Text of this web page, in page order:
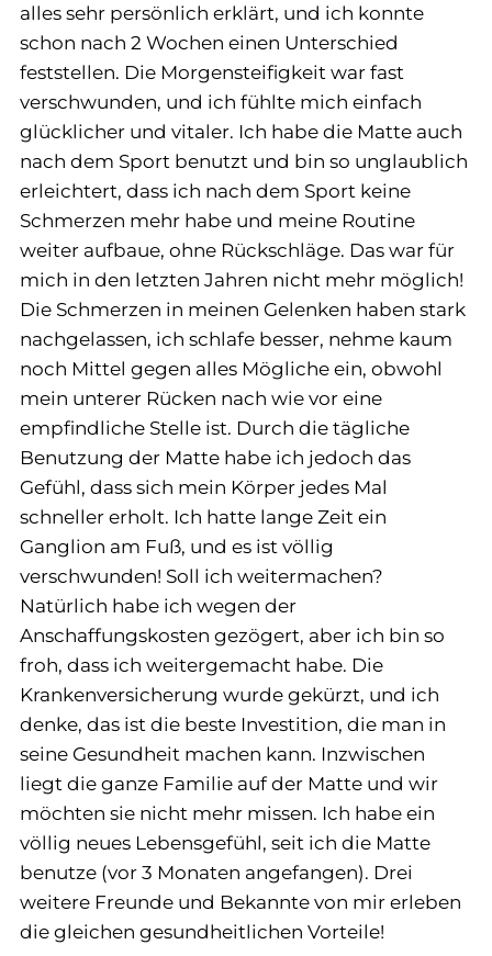
alles sehr persönlich erklärt, und ich konnte
schon nach 2 Wochen einen Unterschied
feststellen. Die Morgensteifigkeit war fast
verschwunden, und ich fühlte mich einfach
glücklicher und vitaler. Ich habe die Matte auch
nach dem Sport benutzt und bin so unglaublich
erleichtert, dass ich nach dem Sport keine
Schmerzen mehr habe und meine Routine
weiter aufbaue, ohne Rückschläge. Das war für
mich in den letzten Jahren nicht mehr möglich!
Die Schmerzen in meinen Gelenken haben stark
nachgelassen, ich schlafe besser, nehme kaum
noch Mittel gegen alles Mögliche ein, obwohl
mein unterer Rücken nach wie vor eine
empfindliche Stelle ist. Durch die tägliche
Benutzung der Matte habe ich jedoch das
Gefühl, dass sich mein Körper jedes Mal
schneller erholt. Ich hatte lange Zeit ein
Ganglion am Fuß, und es ist völlig
verschwunden! Soll ich weitermachen?
Natürlich habe ich wegen der
Anschaffungskosten gezögert, aber ich bin so
froh, dass ich weitergemacht habe. Die
Krankenversicherung wurde gekürzt, und ich
denke, das ist die beste Investition, die man in
seine Gesundheit machen kann. Inzwischen
liegt die ganze Familie auf der Matte und wir
möchten sie nicht mehr missen. Ich habe ein
völlig neues Lebensgefühl, seit ich die Matte
benutze (vor 3 Monaten angefangen). Drei
weitere Freunde und Bekannte von mir erleben
die gleichen gesundheitlichen Vorteile!